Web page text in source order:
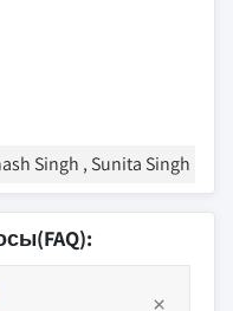
Singh , Sunita Singh